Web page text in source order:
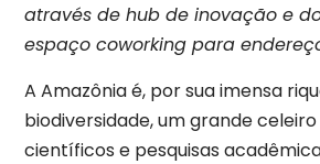
através de hub de inovação e
espaço coworking para
A Amazônia é, por sua imensa
biodiversidade, um grande
científicos e pesquisas